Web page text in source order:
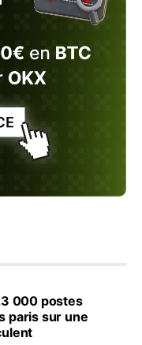
000 postes
paris sur une